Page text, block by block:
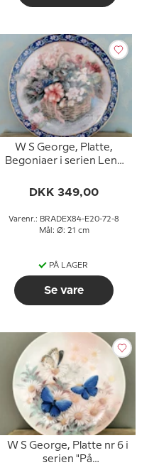
W S George, Platte,
Begoniaer i serien Lene
DKK 349,00
Varenr.: BRADEX84-E20-72-8
Mål: Ø: 21 cm
PÅ LAGER
Se vare
W S George, Platte nr 6 i
serien "På